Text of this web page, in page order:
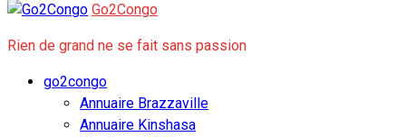
Go2Congo
Rien de grand ne se fait sans passion
go2congo
Annuaire Brazzaville
Annuaire Kinshasa